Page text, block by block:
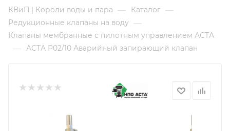
КВиП | Короли воды и пара — Каталог —
Редукционные клапаны на воду —
Клапаны мембранные с пилотным управлением АСТА
— АСТА Р02/10 Аварийный запирающий клапан